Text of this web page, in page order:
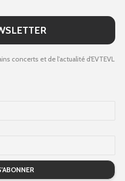
concerts et de l'actualité d'EVTEVL